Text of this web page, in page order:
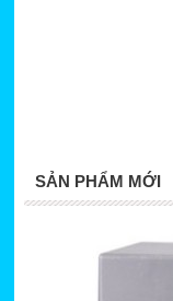
SẢN PHẨM MỚI